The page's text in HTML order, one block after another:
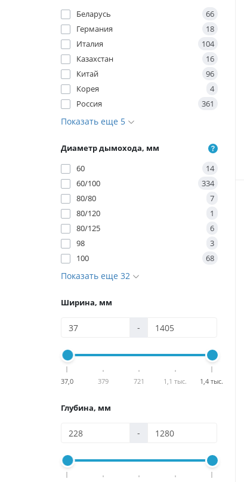
Беларусь
66
Германия
18
Италия
104
Казахстан
16
Китай
96
Корея
4
Россия
361
Показать еще 5
Диаметр дымохода, мм
60
14
60/100
334
80/80
7
80/120
1
80/125
6
98
3
100
68
Показать еще 32
Ширина, мм
-
37,0 379 721 1,1 тыс. 1,4 тыс.
Глубина, мм
-